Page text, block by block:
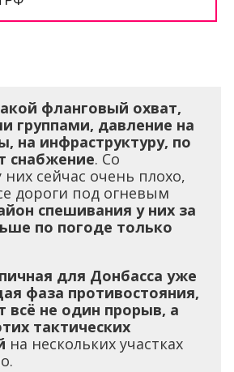
фланговый охват,
группами, давление на
на инфраструктуру, по
снабжение. Со
сейчас очень плохо,
дороги под огневым
спешивания у них за
по погоде только
для Донбасса уже
фаза противостояния,
всё не один прорыв, а
тактических
на нескольких участках